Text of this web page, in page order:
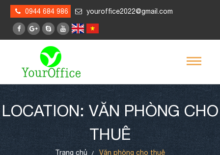
0944 684 986 youroffice2022@gmail.com
LOCATION: VĂN PHÒNG CHO
THUÊ
Trang chủ Văn phòng cho thuê